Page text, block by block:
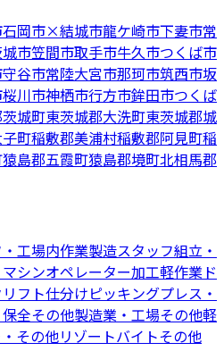
石岡市×結城市龍ケ崎市下妻市常
市笠間市取手市牛久市つくば市
守谷市常陸大宮市那珂市筑西市坂
桜川市神栖市行方市鉾田市つくば
城町東茨城郡大洗町東茨城郡城
町稲敷郡美浦村稲敷郡阿見町稲
猿島郡五霞町猿島郡境町北相馬郡
工場内作業製造スタッフ組立・
シンオペレーター加工軽作業 ド
フト仕分けピッキングプレス・
全その他製造業・工場その他軽
その他リゾートバイトその他